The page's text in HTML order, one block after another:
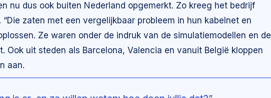
nu dus ook buiten Nederland opgemerkt. Zo kreeg het bedrijf
zaten met een vergelijkbaar probleem in hun kabelnet en
Ze waren onder de indruk van de simulatiemodellen en de
Ook uit steden als Barcelona, Valencia en vanuit België kloppen
aan.